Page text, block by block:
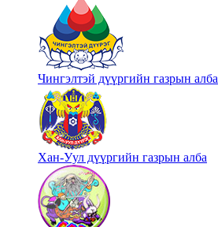
Чингэлтэй дүүргийн газрын алба
Хан-Уул дүүргийн газрын алба